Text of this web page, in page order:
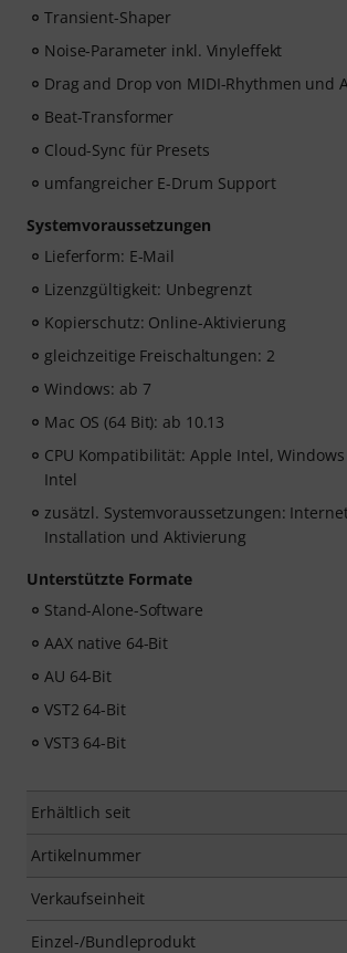
Transient-Shaper
Noise-Parameter inkl. Vinyleffekt
Drag and Drop von MIDI-Rhythmen und
Beat-Transformer
Cloud-Sync für Presets
umfangreicher E-Drum Support
Systemvoraussetzungen
Lieferform: E-Mail
Lizenzgültigkeit: Unbegrenzt
Kopierschutz: Online-Aktivierung
gleichzeitige Freischaltungen: 2
Windows: ab 7
Mac OS (64 Bit): ab 10.13
CPU Kompatibilität: Apple Intel,
Intel
zusätzl. Systemvoraussetzungen:
Installation und Aktivierung
Unterstützte Formate
Stand-Alone-Software
AAX native 64-Bit
AU 64-Bit
VST2 64-Bit
VST3 64-Bit
Erhältlich seit
Artikelnummer
Verkaufseinheit
Einzel-/Bundleprodukt